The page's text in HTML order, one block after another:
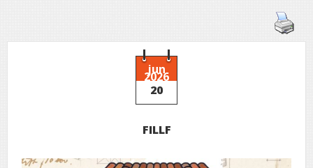
jun
2026
20
FILLF